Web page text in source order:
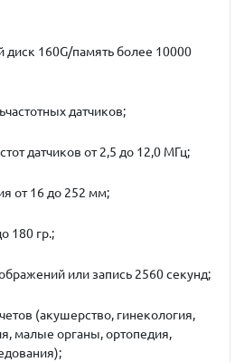
диск 160G/память более 10000
датчиков;
датчиков от 2,5 до 12,0 МГц;
от 16 до 252 мм;
180 гр.;
или запись 2560 секунд;
(акушерство, гинекология,
малые органы, ортопедия,